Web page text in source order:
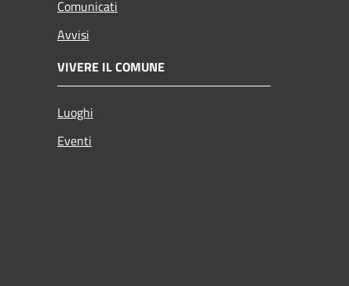
Comunicati
Avvisi
VIVERE IL COMUNE
Luoghi
Eventi